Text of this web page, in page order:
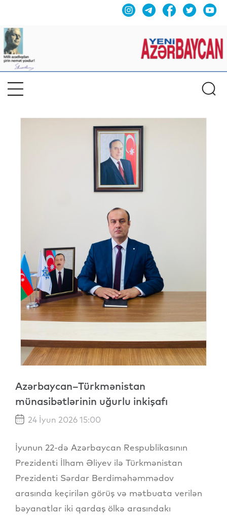
Azərbaycan–Türkmənistan
münasibətlərinin uğurlu inkişafı
24 İyun 2026 15:00
İyunun 22-də Azərbaycan Respublikasının
Prezidenti İlham Əliyev ilə Türkmənistan
Prezidenti Sərdar Berdiməhəmmədov
arasında keçirilən görüş və mətbuata verilən
bəyanatlar iki qardaş ölkə arasındakı